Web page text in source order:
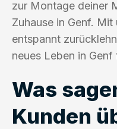
zur Montage deiner
Zuhause in Genf.
entspannt
neues Leben in Genf
Was
Kunden